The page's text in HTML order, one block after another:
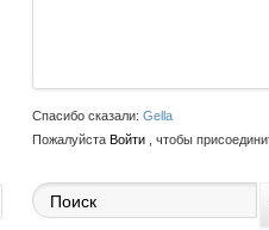
Спасибо сказали: Gella
Пожалуйста Войти , чтобы